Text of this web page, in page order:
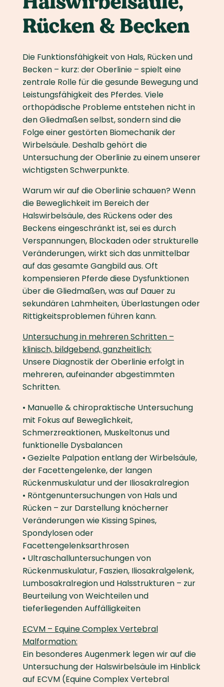
Rücken & Becken
Die Funktionsfähigkeit von Hals, Rücken und
Becken – kurz: der Oberlinie – spielt eine
zentrale Rolle für die gesunde Bewegung und
Leistungsfähigkeit des Pferdes. Viele
orthopädische Probleme entstehen nicht in
den Gliedmaßen selbst, sondern sind die
Folge einer gestörten Biomechanik der
Wirbelsäule. Deshalb gehört die
Untersuchung der Oberlinie zu einem unserer
wichtigsten Schwerpunkte.
Warum wir auf die Oberlinie schauen? Wenn
die Beweglichkeit im Bereich der
Halswirbelsäule, des Rückens oder des
Beckens eingeschränkt ist, sei es durch
Verspannungen, Blockaden oder strukturelle
Veränderungen, wirkt sich das unmittelbar
auf das gesamte Gangbild aus. Oft
kompensieren Pferde diese Dysfunktionen
über die Gliedmaßen, was auf Dauer zu
sekundären Lahmheiten, Überlastungen oder
Rittigkeitsproblemen führen kann.
Untersuchung in mehreren Schritten –
klinisch, bildgebend, ganzheitlich:
Unsere Diagnostik der Oberlinie erfolgt in
mehreren, aufeinander abgestimmten
Schritten.
• Manuelle & chiropraktische Untersuchung
mit Fokus auf Beweglichkeit,
Schmerzreaktionen, Muskeltonus und
funktionelle Dysbalancen
• Gezielte Palpation entlang der Wirbelsäule,
der Facettengelenke, der langen
Rückenmuskulatur und der Iliosakralregion
• Röntgenuntersuchungen von Hals und
Rücken – zur Darstellung knöcherner
Veränderungen wie Kissing Spines,
Spondylosen oder
Facettengelenksarthrosen
• Ultraschalluntersuchungen von
Rückenmuskulatur, Faszien, Iliosakralgelenk,
Lumbosakralregion und Halsstrukturen – zur
Beurteilung von Weichteilen und
tieferliegenden Auffälligkeiten
ECVM – Equine Complex Vertebral
Malformation:
Ein besonderes Augenmerk legen wir auf die
Untersuchung der Halswirbelsäule im Hinblick
auf ECVM (Equine Complex Vertebral